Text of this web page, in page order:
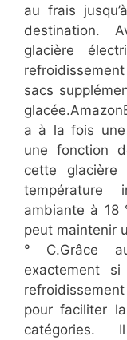
au frais
destination.
glacière
sacs
a à la fois
une fonction
cette glacière
température
ambiante à 18
peut maintenir
° C.Grâce
exactement
pour faciliter
catégories.